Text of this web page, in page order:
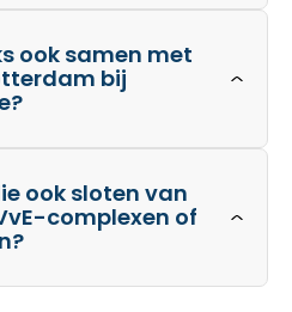
ook samen met
bij
ook sloten van
complexen of